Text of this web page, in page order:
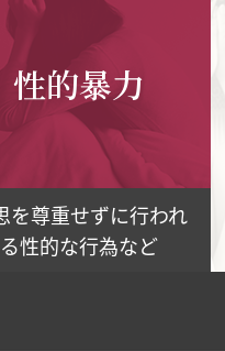
性的暴力
を尊重せずに行われ
る性的な行為など